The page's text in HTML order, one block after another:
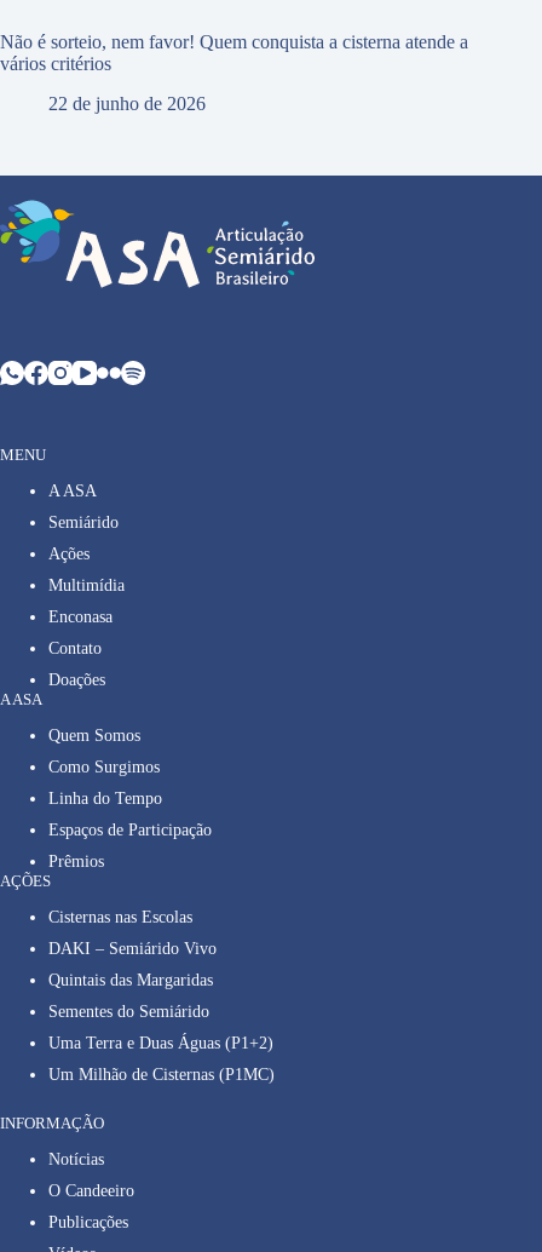
Não é sorteio, nem favor! Quem conquista a cisterna atende a
vários critérios
22 de junho de 2026
MENU
A ASA
Semiárido
Ações
Multimídia
Enconasa
Contato
Doações
A ASA
Quem Somos
Como Surgimos
Linha do Tempo
Espaços de Participação
Prêmios
AÇÕES
Cisternas nas Escolas
DAKI – Semiárido Vivo
Quintais das Margaridas
Sementes do Semiárido
Uma Terra e Duas Águas (P1+2)
Um Milhão de Cisternas (P1MC)
INFORMAÇÃO
Notícias
O Candeeiro
Publicações